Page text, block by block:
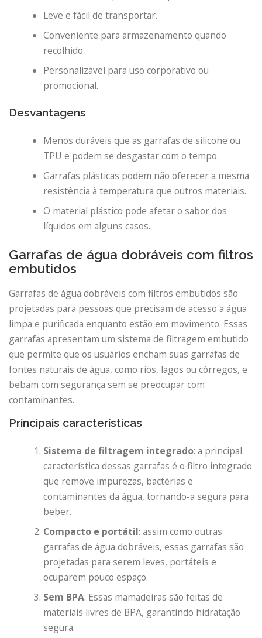
Leve e fácil de transportar.
Conveniente para armazenamento quando
recolhido.
Personalizável para uso corporativo ou
promocional.
Desvantagens
Menos duráveis ​​que as garrafas de silicone ou
TPU e podem se desgastar com o tempo.
Garrafas plásticas podem não oferecer a mesma
resistência à temperatura que outros materiais.
O material plástico pode afetar o sabor dos
líquidos em alguns casos.
Garrafas de água dobráveis ​​com filtros
embutidos
Garrafas de água dobráveis ​​com filtros embutidos são
projetadas para pessoas que precisam de acesso a água
limpa e purificada enquanto estão em movimento. Essas
garrafas apresentam um sistema de filtragem embutido
que permite que os usuários encham suas garrafas de
fontes naturais de água, como rios, lagos ou córregos, e
bebam com segurança sem se preocupar com
contaminantes.
Principais características
Sistema de filtragem integrado: a principal
característica dessas garrafas é o filtro integrado
que remove impurezas, bactérias e
contaminantes da água, tornando-a segura para
beber.
Compacto e portátil: assim como outras
garrafas de água dobráveis, essas garrafas são
projetadas para serem leves, portáteis e
ocuparem pouco espaço.
Sem BPA: Essas mamadeiras são feitas de
materiais livres de BPA, garantindo hidratação
segura.